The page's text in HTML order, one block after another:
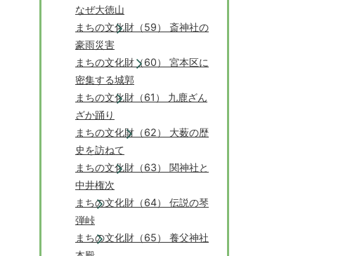
なぜ大徳山
まちの文化財（59） 斎神社の
豪雨災害
まちの文化財（60） 宮本区に
密集する城郭
まちの文化財（61） 九鹿ざん
ざか踊り
まちの文化財（62） 大薮の歴
史を訪ねて
まちの文化財（63） 関神社と
中井権次
まちの文化財（64） 伝説の琴
弾峠
まちの文化財（65） 養父神社